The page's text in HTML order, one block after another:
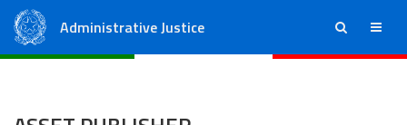
Administrative Justice ricerca menu